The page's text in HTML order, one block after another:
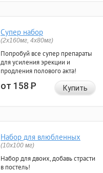
Супер набор
(2х160мг, 4х80мг)
Попробуй все супер препараты
для усиления эрекции и
продления полового акта!
от 158Р Купить
Набор для влюбленных
(10х100 мг)
Набор для двоих, добавь страсти
в постель!